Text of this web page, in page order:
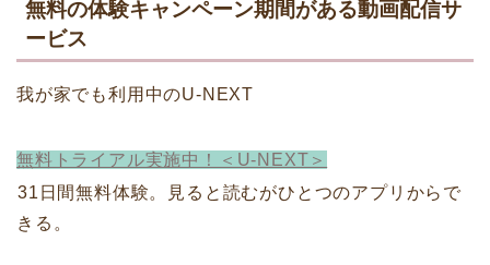
無料の体験キャンペーン期間がある動画配信サ
ービス
我が家でも利用中のU-NEXT
無料トライアル実施中！＜U-NEXT＞
31日間無料体験。見ると読むがひとつのアプリからで
きる。